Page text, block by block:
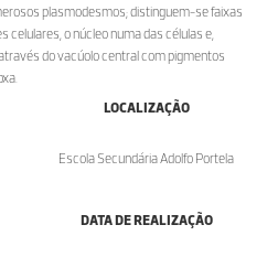
plasmodesmos; distinguem-se faixas
celulares, o núcleo numa das células e,
do vacúolo central com pigmentos
LOCALIZAÇÃO
Escola Secundária Adolfo Portela
DATA DE REALIZAÇÃO